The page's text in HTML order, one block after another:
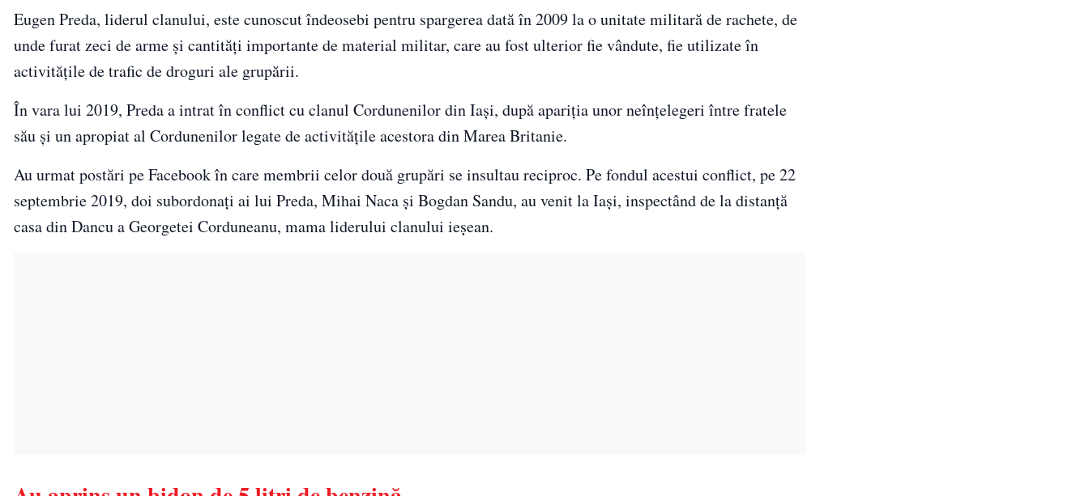
Eugen Preda, liderul clanului, este cunoscut îndeosebi pentru spargerea dată în 2009 la o unitate militară de rachete, de
unde furat zeci de arme şi cantităţi importante de material militar, care au fost ulterior fie vândute, fie utilizate în
activităţile de trafic de droguri ale grupării.
În vara lui 2019, Preda a intrat în conflict cu clanul Cordunenilor din Iaşi, după apariţia unor neînţelegeri între fratele
său şi un apropiat al Cordunenilor legate de activităţile acestora din Marea Britanie.
Au urmat postări pe Facebook în care membrii celor două grupări se insultau reciproc. Pe fondul acestui conflict, pe 22
septembrie 2019, doi subordonaţi ai lui Preda, Mihai Naca şi Bogdan Sandu, au venit la Iaşi, inspectând de la distanţă
casa din Dancu a Georgetei Corduneanu, mama liderului clanului ieşean.